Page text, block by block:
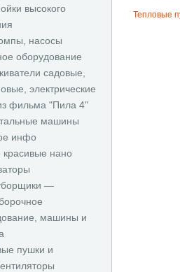
высокого
насосы
оборудование
садовые,
электрические
фильма "Пила 4"
машины
инфо
нано
—
машины и
пушки и
Тепловые